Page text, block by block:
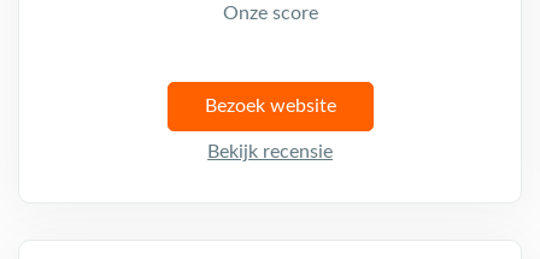
Onze score
Bezoek website
Bekijk recensie